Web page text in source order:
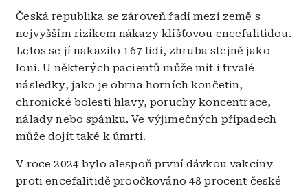
Česká republika se zároveň řadí mezi země s
nejvyšším rizikem nákazy klíšťovou encefalitidou.
Letos se jí nakazilo 167 lidí, zhruba stejně jako
loni. U některých pacientů může mít i trvalé
následky, jako je obrna horních končetin,
chronické bolesti hlavy, poruchy koncentrace,
nálady nebo spánku. Ve výjimečných případech
může dojít také k úmrtí.
V roce 2024 bylo alespoň první dávkou vakcíny
proti encefalitidě proočkováno 48 procent české